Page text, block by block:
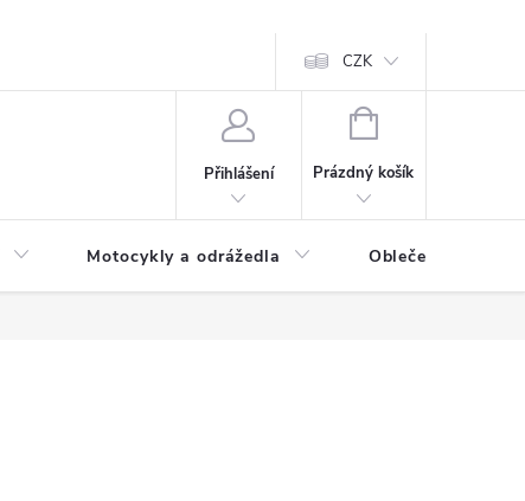
CZK
Přihlášení
NÁKUPNÍ
Prázdný košík
Motocykly a odrážedla Oblečení a